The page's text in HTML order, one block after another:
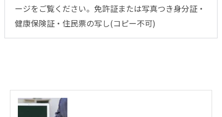
ージをご覧ください。免許証または写真つき身分証・
健康保険証・住民票の写し(コピー不可)